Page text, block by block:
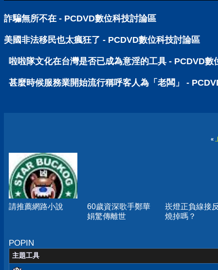
詐騙無所不在 - PCDVD數位科技討論區
美國非法移民也太瘋狂了 - PCDVD數位科技討論區
啦啦隊文化在台灣是否已成為意淫的工具 - PCDVD數
甚麼時候服務業開始流行稱呼客人為「老闆」 -
«
請推薦網路小說
60歲資深歌手鄭華
娟驚傳離世
崁燈正負線接
燒掉嗎？
POPIN
主題工具